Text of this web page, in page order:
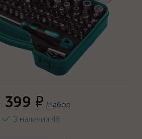
399 ₽ /набор
В наличии 46